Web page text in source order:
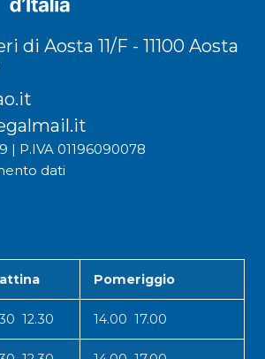
di Aosta 11/F - 11100 Aosta
| P.IVA 01196090078
dati
Pomeriggio
12.30 14.00 17.00